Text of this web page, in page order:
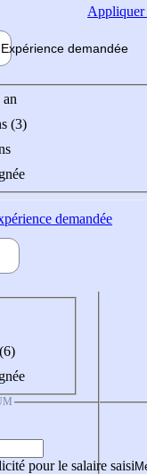
Appliquer
Expérience demandée
(3)
demandée
pour le salaire saisi